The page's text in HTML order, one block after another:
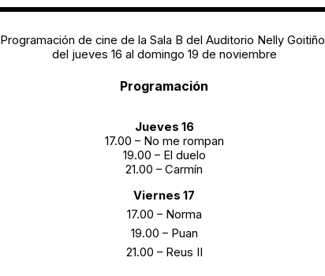
Programación de cine de la Sala B del Auditorio Nelly Goitiño
del jueves 16 al domingo 19 de noviembre
Programación
Jueves 16
17.00 – No me rompan
19.00 – El duelo
21.00 – Carmín
Viernes 17
17.00 – Norma
19.00 – Puan
21.00 – Reus II